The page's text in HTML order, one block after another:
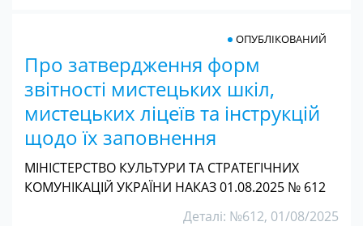
Про затвердження форм
звітності мистецьких шкіл,
мистецьких ліцеїв та інструкцій
щодо їх заповнення
ОПУБЛІКОВАНИЙ
МІНІСТЕРСТВО КУЛЬТУРИ ТА СТРАТЕГІЧНИХ
КОМУНІКАЦІЙ УКРАЇНИ НАКАЗ 01.08.2025 № 612
Деталі: №612, 01/08/2025